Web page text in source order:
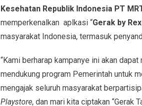
Kesehatan Republik Indonesia PT
memperkenalkan aplkasi “Gerak by
masyarakat Indonesia, termasuk
“Kami berharap kampanye ini akan
mendukung program Pemerintah untuk
mengajak seluruh masyarakat
Playstore, dan mari kita ciptakan “Gerak